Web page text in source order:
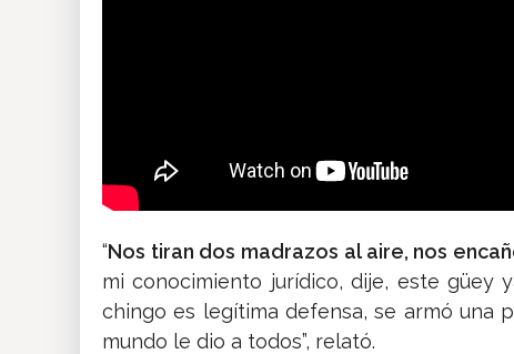
“Nos tiran dos madrazos al aire, nos
mi conocimiento jurídico, dije, este güey
chingo es legítima defensa, se armó una
mundo le dio a todos”, relató.